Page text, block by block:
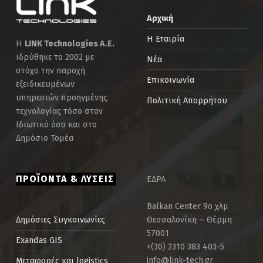
Η LINK Technologies Α.Ε.
ιδρύθηκε το 2002 με
στόχο την παροχή
εξειδικευμένων
υπηρεσιών προηγμένης
τεχνολογίας τόσο στον
Ιδιωτικό όσο και στο
Δημόσιο Τομέα
Αρχική
Η Εταιρία
Νέα
Επικοινωνία
Πολιτική Απορρήτου
ΠΡΟΪΟΝΤΑ & ΛΥΣΕΙΣ
Δημόσιες Συγκοινωνίες
Exandas GIS
Μεταφορές και logistics
ΕΔΡΑ
Balkan Center 9ο χλμ
Θεσσαλονίκη – Θέρμη
57001
+(30) 2310 383 403-5
info@link-tech.gr